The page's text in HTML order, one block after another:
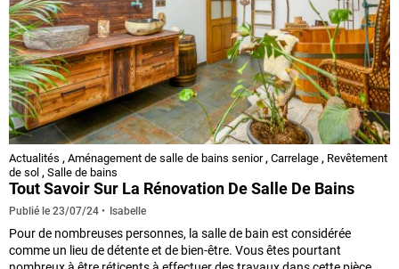
Actualités , Aménagement de salle de bains senior, Carrelage , Revêtement
de sol , Salle de bains
Tout Savoir Sur La Rénovation De Salle De Bains
Publié le 23/07/24 Isabelle
Pour de nombreuses personnes, la salle de bain est considérée
comme un lieu de détente et de bien-être. Vous êtes pourtant